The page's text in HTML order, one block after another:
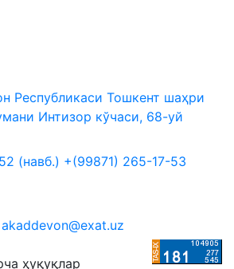
Республикаси Тошкент шаҳри
Интизор кўчаси, 68-уй
(навб.) +(99871) 265-17-53
akaddevon@exat.uz
ҳуқуқлар